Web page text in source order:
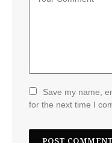
Save my name,
for the next time I